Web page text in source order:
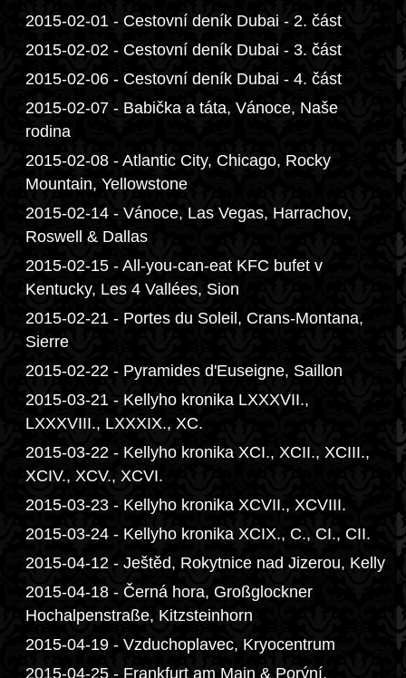
2015-02-01 - Cestovní deník Dubai - 2. část
2015-02-02 - Cestovní deník Dubai - 3. část
2015-02-06 - Cestovní deník Dubai - 4. část
2015-02-07 - Babička a táta, Vánoce, Naše
rodina
2015-02-08 - Atlantic City, Chicago, Rocky
Mountain, Yellowstone
2015-02-14 - Vánoce, Las Vegas, Harrachov,
Roswell & Dallas
2015-02-15 - All-you-can-eat KFC bufet v
Kentucky, Les 4 Vallées, Sion
2015-02-21 - Portes du Soleil, Crans-Montana,
Sierre
2015-02-22 - Pyramides d'Euseigne, Saillon
2015-03-21 - Kellyho kronika LXXXVII.,
LXXXVIII., LXXXIX., XC.
2015-03-22 - Kellyho kronika XCI., XCII., XCIII.,
XCIV., XCV., XCVI.
2015-03-23 - Kellyho kronika XCVII., XCVIII.
2015-03-24 - Kellyho kronika XCIX., C., CI., CII.
2015-04-12 - Ještěd, Rokytnice nad Jizerou, Kelly
2015-04-18 - Černá hora, Großglockner
Hochalpenstraße, Kitzsteinhorn
2015-04-19 - Vzduchoplavec, Kryocentrum
2015-04-25 - Frankfurt am Main & Porýní,